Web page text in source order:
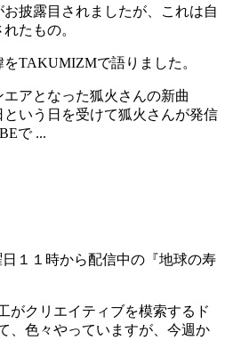
お披露目されましたが、これは自
たもの。
TAKUMIZMで語りました。
アとなった狐火さんの新曲
という日を受けて狐火さんが発信
で ...
１１時から配信中の『地球の寿
がクリエイティブを模索するド
、色々やっていますが、今週か